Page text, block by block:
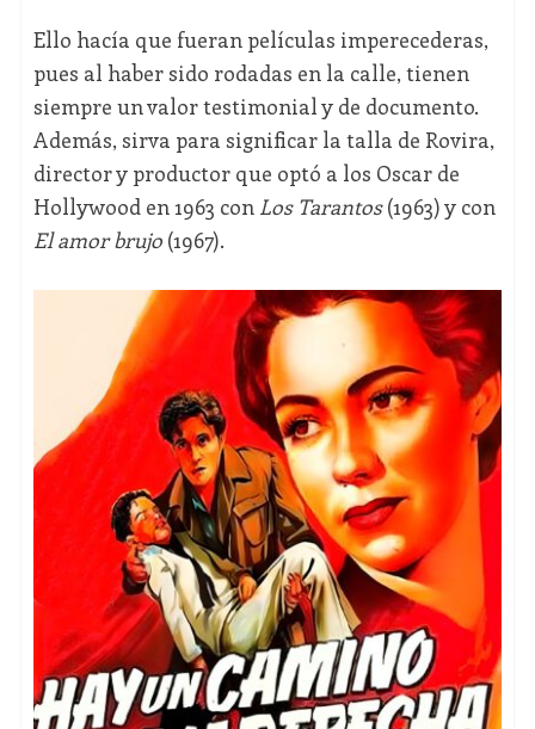
Ello hacía que fueran películas imperecederas,
pues al haber sido rodadas en la calle, tienen
siempre un valor testimonial y de documento.
Además, sirva para significar la talla de Rovira,
director y productor que optó a los Oscar de
Hollywood en 1963 con Los Tarantos(1963) y con
El amor brujo(1967).